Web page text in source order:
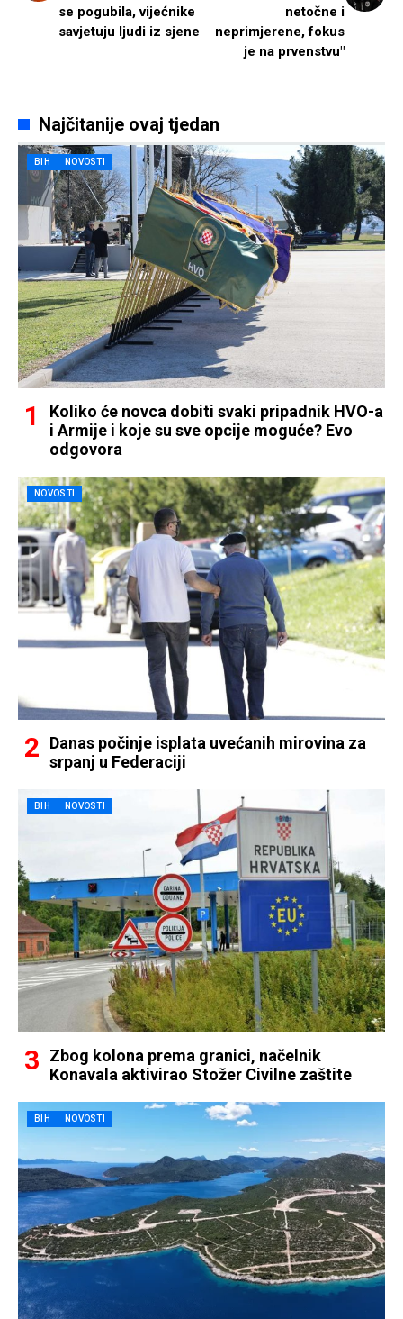
se pogubila, vijećnike
savjetuju ljudi iz sjene
netočne i
neprimjerene, fokus
je na prvenstvu"
Najčitanije ovaj tjedan
BIH NOVOSTI
Koliko će novca dobiti svaki pripadnik HVO-a
i Armije i koje su sve opcije moguće? Evo
odgovora
NOVOSTI
Danas počinje isplata uvećanih mirovina za
srpanj u Federaciji
BIH NOVOSTI
Zbog kolona prema granici, načelnik
Konavala aktivirao Stožer Civilne zaštite
BIH NOVOSTI